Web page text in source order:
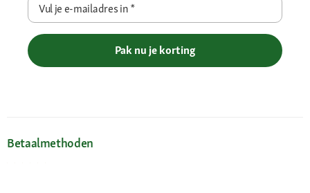
Vul je e-mailadres in*
Pak nu je korting
Betaalmethoden